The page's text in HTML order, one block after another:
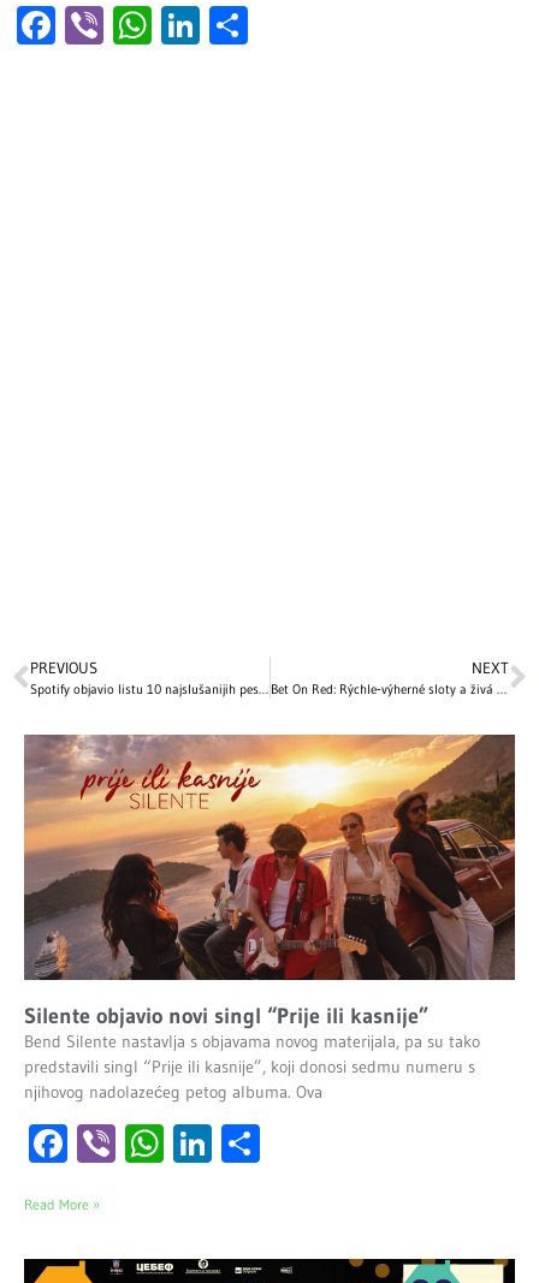
Facebook
ViberWhatsApp
LinkedIn
PREVIOUS
Spotify objavio listu 10 najslušanijih pesama u istoriji – jedna je proglašena najboljom pesmom svih vremena!
NEXT
Bet On Red: Rýchle‑výherné sloty a živá akcia pre rýchle výhry
Silente objavio novi singl “Prije ili kasnije”
Bend Silente nastavlja s objavama novog materijala, pa su tako
predstavili singl “Prije ili kasnije”, koji donosi sedmu numeru s
njihovog nadolazećeg petog albuma. Ova
Facebook
ViberWhatsApp
LinkedIn
Read More »